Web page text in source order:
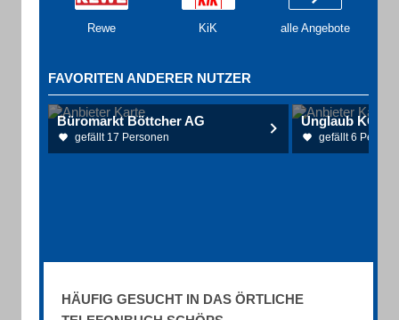
Rewe KiK alle Angebote
FAVORITEN ANDERER NUTZER
Büromarkt Böttcher AG
gefällt 17 Personen
Unglaub KG
gefällt 6
HÄUFIG GESUCHT IN DAS ÖRTLICHE